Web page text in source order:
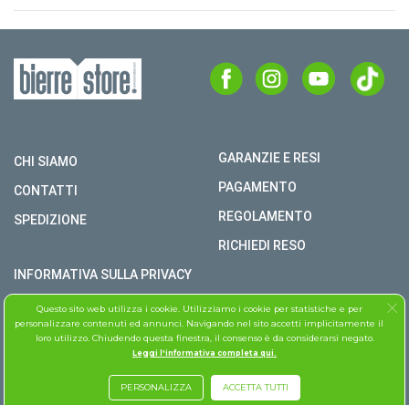
CHI SIAMO
CONTATTI
SPEDIZIONE
GARANZIE E RESI
PAGAMENTO
REGOLAMENTO
RICHIEDI RESO
INFORMATIVA SULLA PRIVACY
COPYRIGHT © BIERRE STORE S.R.L. P.I. 02979990609
TUTTI I DIRITTI RISERVATI
ASSISTENZA FOLLETTO
Questo sito web utilizza i cookie. Utilizziamo i cookie per statistiche e per
personalizzare contenuti ed annunci. Navigando nel sito accetti implicitamente il
loro utilizzo. Chiudendo questa finestra, il consenso è da considerarsi negato.
Leggi l'informativa completa qui.
PERSONALIZZA ACCETTA TUTTI